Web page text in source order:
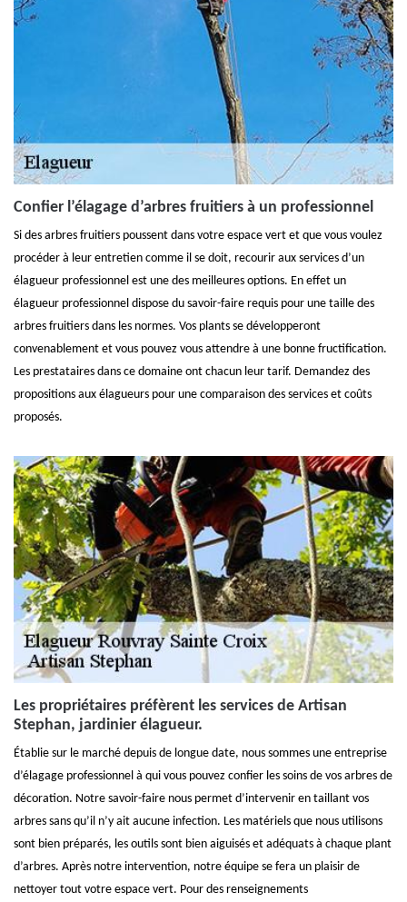
Confier l’élagage d’arbres fruitiers à un professionnel
Si des arbres fruitiers poussent dans votre espace vert et que vous voulez
procéder à leur entretien comme il se doit, recourir aux services d’un
élagueur professionnel est une des meilleures options. En effet un
élagueur professionnel dispose du savoir-faire requis pour une taille des
arbres fruitiers dans les normes. Vos plants se développeront
convenablement et vous pouvez vous attendre à une bonne fructification.
Les prestataires dans ce domaine ont chacun leur tarif. Demandez des
propositions aux élagueurs pour une comparaison des services et coûts
proposés.
Les propriétaires préfèrent les services de Artisan
Stephan, jardinier élagueur.
Établie sur le marché depuis de longue date, nous sommes une entreprise
d’élagage professionnel à qui vous pouvez confier les soins de vos arbres de
décoration. Notre savoir-faire nous permet d’intervenir en taillant vos
arbres sans qu’il n’y ait aucune infection. Les matériels que nous utilisons
sont bien préparés, les outils sont bien aiguisés et adéquats à chaque plant
d’arbres. Après notre intervention, notre équipe se fera un plaisir de
nettoyer tout votre espace vert. Pour des renseignements